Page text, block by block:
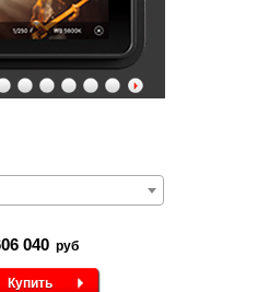
9 10111213
040 руб
Купить